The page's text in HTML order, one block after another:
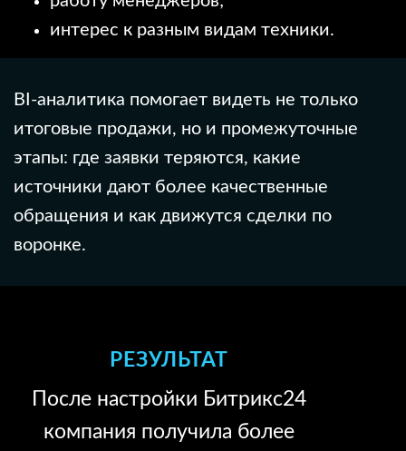
интерес к разным видам техники.
BI-аналитика помогает видеть не только
итоговые продажи, но и промежуточные
этапы: где заявки теряются, какие
источники дают более качественные
обращения и как движутся сделки по
воронке.
РЕЗУЛЬТАТ
После настройки Битрикс24
компания получила более